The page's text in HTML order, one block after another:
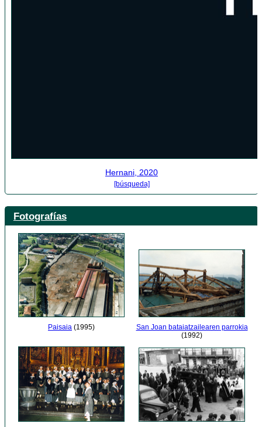
Hernani, 2020
[búsqueda]
Fotografías
Paisaia (1995)
San Joan bataiatzailearen parrokia
(1992)